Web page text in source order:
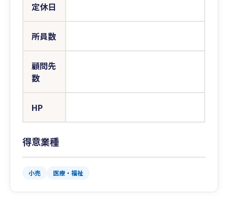
定休日
所員数
顧問先
数
HP
得意業種
小売 医療・福祉